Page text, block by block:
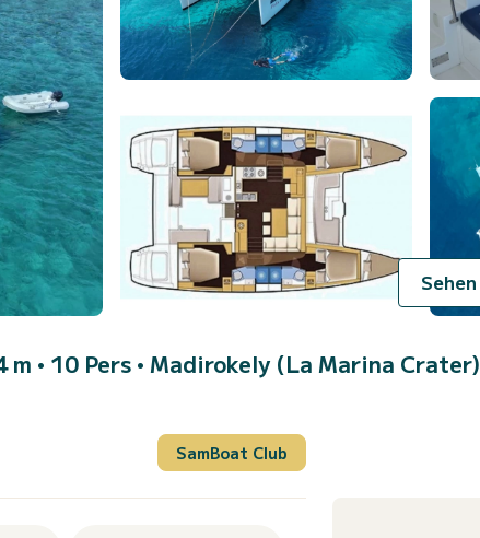
• 10 Pers • Madirokely (La Marina Crater)
SamBoat Club